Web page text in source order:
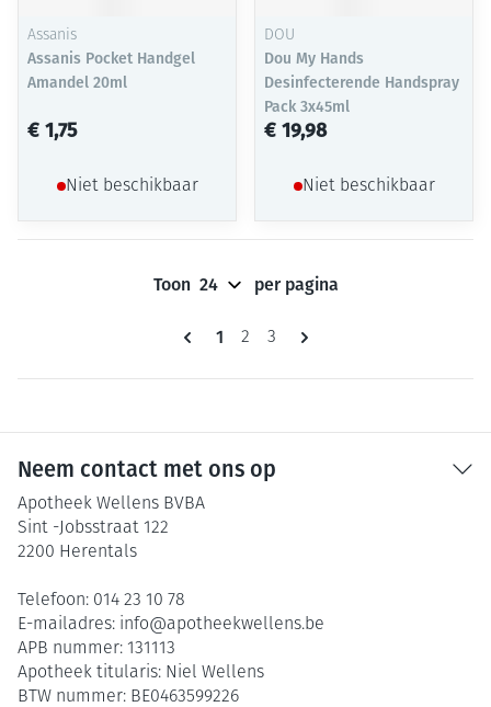
Assanis
Assanis Pocket Handgel
Amandel 20ml
€ 1,75
Niet beschikbaar
DOU
Dou My Hands
Desinfecterende Handspray
Pack 3x45ml
€ 19,98
Niet beschikbaar
Pagina's
U lees momenteel pagina
1 Pagina
2 Pagina
3
Toon per pagina
Neem contact met ons op
Apotheek Wellens BVBA
Sint -Jobsstraat 122
2200 Herentals
Telefoon: 014 23 10 78
E-mailadres: info@apotheekwellens.be
APB nummer: 131113
Apotheek titularis: Niel Wellens
BTW nummer: BE0463599226